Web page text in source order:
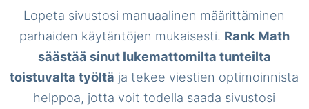
Lopeta sivustosi manuaalinen määrittäminen
parhaiden käytäntöjen mukaisesti. Rank Math
säästää sinut lukemattomilta tunteilta
toistuvalta työltä ja tekee viestien optimoinnista
helppoa, jotta voit todella saada sivustosi